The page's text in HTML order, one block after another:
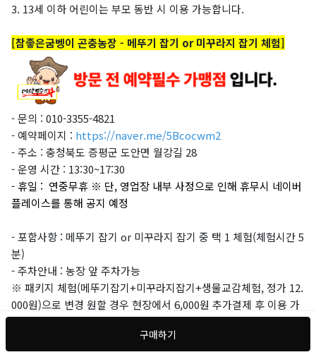
3. 13세 이하 어린이는 부모 동반 시 이용 가능합니다.
[참좋은굼벵이 곤충농장 - 메뚜기 잡기 or 미꾸라지 잡기 체험]
- 문의 : 010-3355-4821
- 예약페이지 : https://naver.me/5Bcocwm2
- 주소 : 충청북도 증평군 도안면 월강길 28
- 운영 시간 : 13:30~17:30
- 휴일 : 연중무휴 ※ 단, 영업장 내부 사정으로 인해 휴무시 네이버
플레이스를 통해 공지 예정
- 포함사항 : 메뚜기 잡기 or 미꾸라지 잡기 중 택 1 체험(체험시간 5
분)
- 주차안내 : 농장 앞 주차가능
※ 패키지 체험(메뚜기잡기+미꾸라지잡기+생물교감체험, 정가 12.
000원)으로 변경 원할 경우 현장에서 6,000원 추가결제 후 이용 가
능
구매하기